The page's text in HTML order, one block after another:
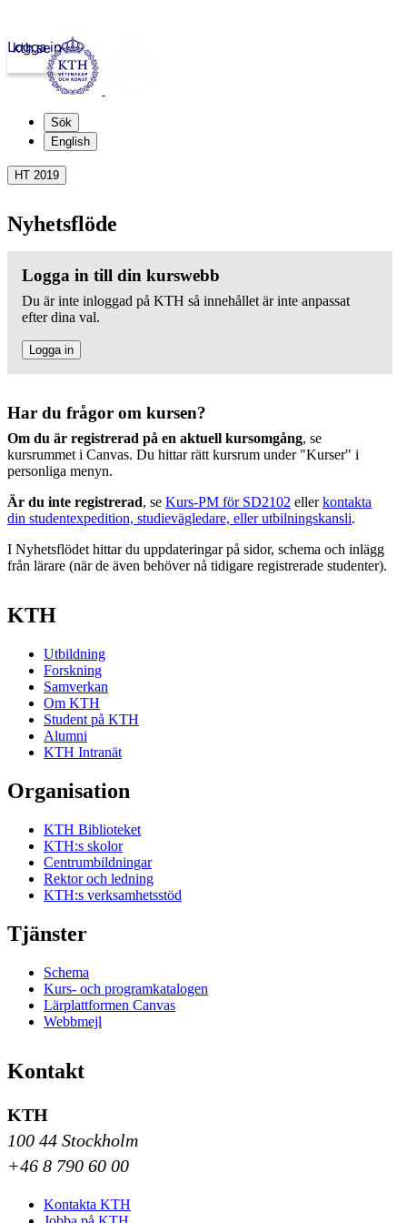
kth.se
Logga in
Sök
English
HT 2019
Nyhetsflöde
Logga in till din kurswebb
Du är inte inloggad på KTH så innehållet är inte anpassat
efter dina val.
Logga in
Har du frågor om kursen?
Om du är registrerad på en aktuell kursomgång, se
kursrummet i Canvas. Du hittar rätt kursrum under "Kurser" i
personliga menyn.
Är du inte registrerad, se Kurs-PM för SD2102 ellerkontakta
din studentexpedition, studievägledare, eller utbilningskansli.
I Nyhetsflödet hittar du uppdateringar på sidor, schema och inlägg
från lärare (när de även behöver nå tidigare registrerade studenter).
KTH
Utbildning
Forskning
Samverkan
Om KTH
Student på KTH
Alumni
KTH Intranät
Organisation
KTH Biblioteket
KTH:s skolor
Centrumbildningar
Rektor och ledning
KTH:s verksamhetsstöd
Tjänster
Schema
Kurs- och programkatalogen
Lärplattformen Canvas
Webbmejl
Kontakt
KTH
100 44 Stockholm
+46 8 790 60 00
Kontakta KTH